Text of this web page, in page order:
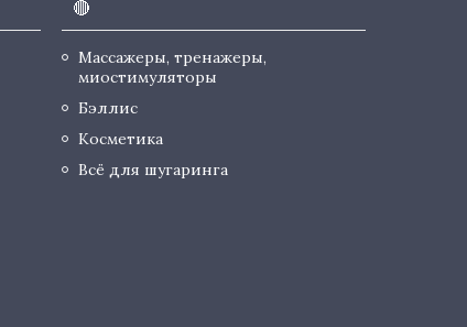
🔴
Массажеры, тренажеры,
миостимуляторы
Бэллис
Косметика
Всё для шугаринга